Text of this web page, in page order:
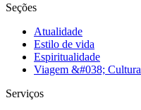
Seções
Atualidade
Estilo de vida
Espiritualidade
Viagem &#038; Cultura
Serviços